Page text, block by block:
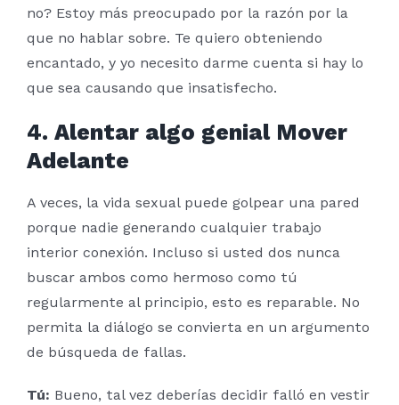
no? Estoy más preocupado por la razón por la
que no hablar sobre. Te quiero obteniendo
encantado, y yo necesito darme cuenta si hay lo
que sea causando que insatisfecho.
4. Alentar algo genial Mover
Adelante
A veces, la vida sexual puede golpear una pared
porque nadie generando cualquier trabajo
interior conexión. Incluso si usted dos nunca
buscar ambos como hermoso como tú
regularmente al principio, esto es reparable. No
permita la diálogo se convierta en un argumento
de búsqueda de fallas.
Tú: Bueno, tal vez deberías decidir falló en vestir